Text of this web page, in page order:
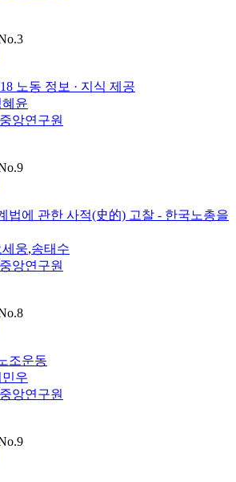
노동 정보 · 지식 제공
혜윤
앙연구원
법에 관한 사적(史的) 고찰 - 한국노총을
세웅,송태수
앙연구원
조운동
민우
앙연구원